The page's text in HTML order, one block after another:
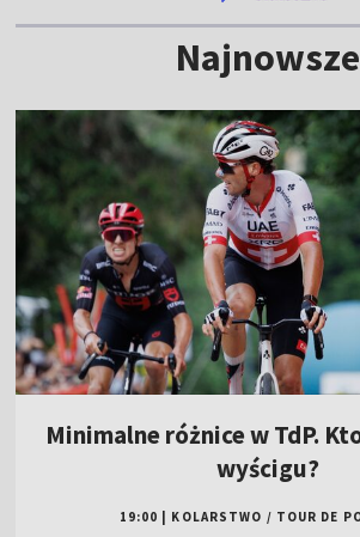
Najnowsze
Minimalne różnice w TdP.
wyścigu?
19:00 | KOLARSTWO / TOUR DE